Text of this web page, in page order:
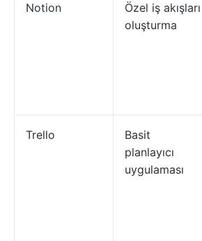
Notion
Özel iş akışları
oluşturma
Trello
Basit
planlayıcı
uygulaması